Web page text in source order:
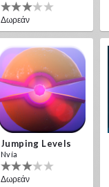
Δωρεάν
Jumping Levels
Nvía
Δωρεάν